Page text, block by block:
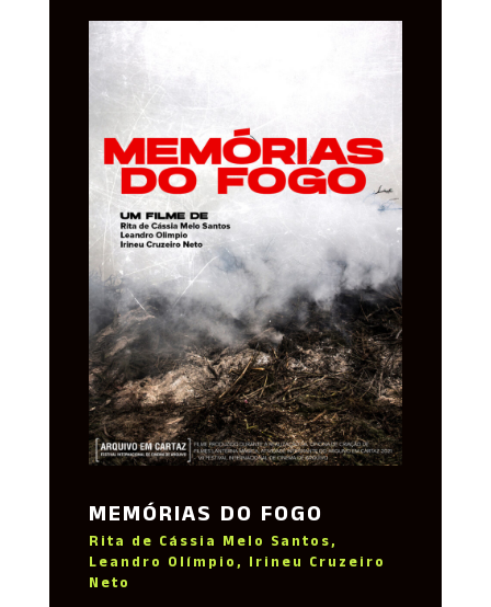
MEMÓRIAS DO FOGO
Rita de Cássia Melo Santos,
Leandro Olímpio, Irineu Cruzeiro
Neto